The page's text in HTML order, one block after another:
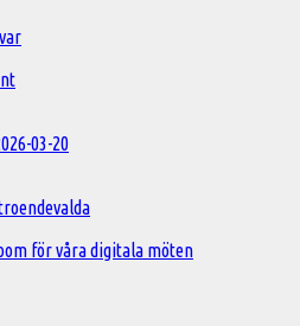
03-20
för våra digitala möten